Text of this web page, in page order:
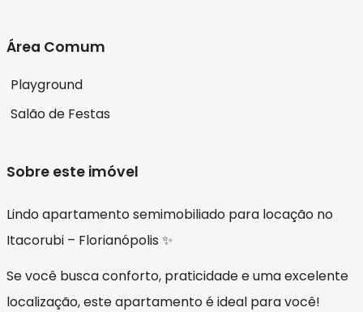
Área Comum
Playground
Salão de Festas
Sobre este imóvel
Lindo apartamento semimobiliado para locação no
Itacorubi – Florianópolis ✨
Se você busca conforto, praticidade e uma excelente
localização, este apartamento é ideal para você!